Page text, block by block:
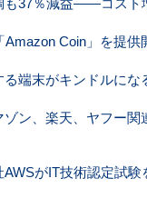
も37％減益――コスト
Coin」を提供
端末がキンドルにな
ゾン、楽天、ヤフー
がIT技術認定試験